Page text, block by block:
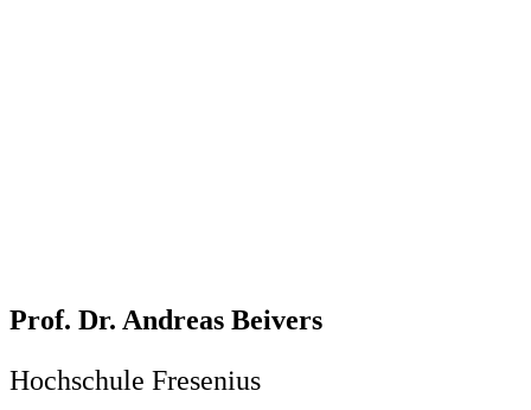
Prof. Dr. Andreas Beivers
Hochschule Fresenius